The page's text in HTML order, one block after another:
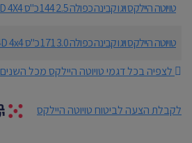
טויוטה היילקס ויגו קבינה כפולה 2.5 144 כ"ס D-4D 4X4 ידני
טויוטה היילקס ויגו קבינה כפולה 3.0 171 כ"ס D-4D 4x4 אוטומט
לצפיה בכל דגמי טויוטה היילקס מכל השנים
לקבלת הצעה לביטוח טויוטה היילקס